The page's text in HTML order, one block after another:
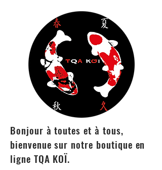
Bonjour à toutes et à tous,
bienvenue sur notre boutique en
ligne TQA KOÏ.